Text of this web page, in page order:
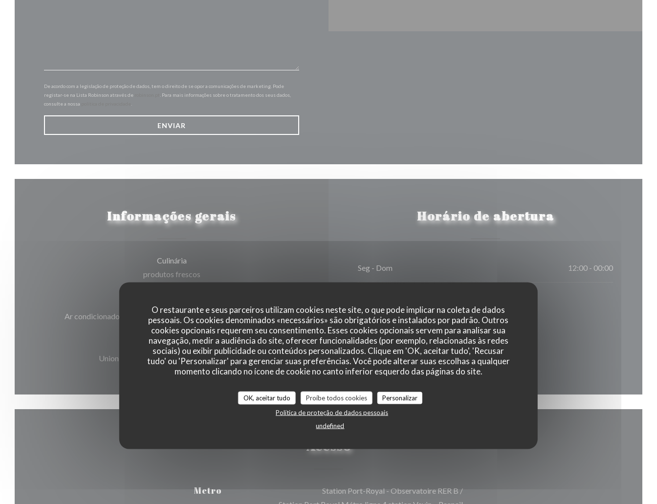
O restaurante e seus parceiros utilizam cookies neste site, o que pode implicar na coleta de dados
pessoais. Os cookies denominados «necessários» são obrigatórios e instalados por padrão. Outros
cookies opcionais requerem seu consentimento. Esses cookies opcionais servem para analisar sua
navegação, medir a audiência do site, oferecer funcionalidades (por exemplo, relacionadas às redes
sociais) ou exibir publicidade ou conteúdos personalizados. Clique em 'OK, aceitar tudo', 'Recusar
tudo' ou 'Personalizar' para gerenciar suas preferências. Você pode alterar suas escolhas a qualquer
momento clicando no ícone de cookie no canto inferior esquerdo das páginas do site.
OK, aceitar tudo Proíbe todos cookies
Personalizar
Política de proteção de dados pessoais
undefined
De acordo com a legislação de proteção de dados, tem o direito de se opor a comunicações de marketing. Pode
registar-se na Lista Robinson através de
. Para mais informações sobre o tratamento dos seus dados,
consulte a nossa
Informações gerais
Culinária
produtos frescos
Ar condicionado, Acesso para pessoas com mobilidade reduzida
Métodos de pagamento
Union Pay, Dinheiro, Visa, American Express
Horário de abertura
Seg - Dom 12:00 - 00:00
Acesso
Metro
Station Port-Royal - Observatoire RER B /